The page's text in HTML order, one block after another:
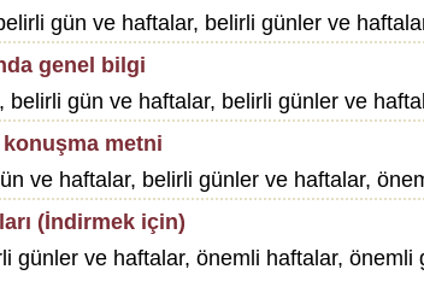
gün ve haftalar, belirli günler ve
genel bilgi
belirli gün ve haftalar, belirli günler ve
metni
ve haftalar, belirli günler ve haftalar,
(İndirmek için)
günler ve haftalar, önemli haftalar,